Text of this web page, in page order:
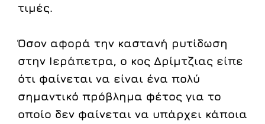
τιμές.
Όσον αφορά την καστανή ρυτίδωση
στην Ιεράπετρα, ο κος Δρίμτζιας είπε
ότι φαίνεται να είναι ένα πολύ
σημαντικό πρόβλημα φέτος για το
οποίο δεν φαίνεται να υπάρχει κάποια